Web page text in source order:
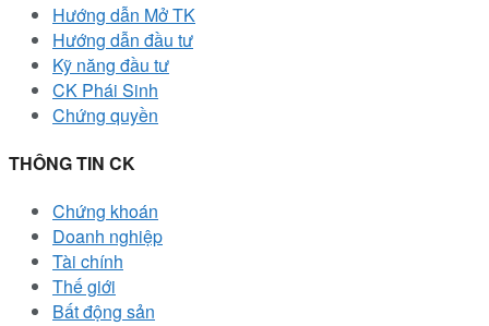
Hướng dẫn Mở TK
Hướng dẫn đầu tư
Kỹ năng đầu tư
CK Phái Sinh
Chứng quyền
THÔNG TIN CK
Chứng khoán
Doanh nghiệp
Tài chính
Thế giới
Bất động sản